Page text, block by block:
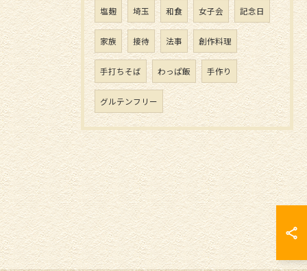
塩麹 埼玉 和食 女子会 記念日
家族 接待 法事 創作料理
手打ちそば わっぱ飯 手作り
グルテンフリー